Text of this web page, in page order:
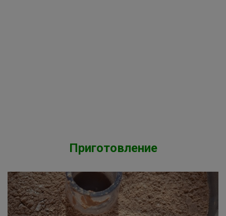
Приготовление